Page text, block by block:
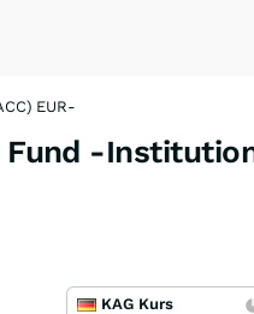
EUR-
Fund -
KAG Kurs